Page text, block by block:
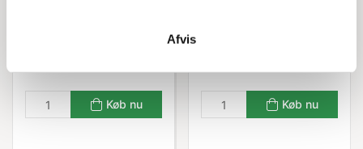
Afvis
Køb nu Køb nu